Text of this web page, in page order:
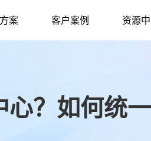
案 客户案例 资源
？如何统